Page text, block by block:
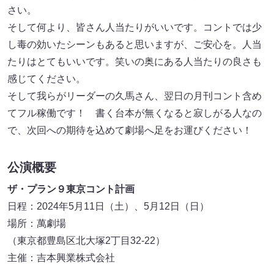
さい。
そして何より、皆さん人当たりがいいです。コントでは少
し毒の効いたシーンもあると思いますが、ご安心を。人当
たりはとてもいいです。笑いの奥にある人当たりの良さも
感じてください。
そして我らがリーダーの久馬さん、翌日の月刊コント含め
てフル稼働です！ 書く台本が無くなると寂しがる人なの
で、次回への期待を込めて劇場へ足をお運びください！
公演概要
ザ・プラン９東京コント計画
日程：2024年5月11日（土）、5月12日（日）
場所：萬劇場
（東京都豊島区北大塚2丁目32-22）
主催：吉本興業株式会社